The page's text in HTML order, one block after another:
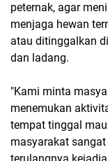
peternak, agar
menjaga hewan
atau ditinggalkan
dan ladang.
"Kami minta
menemukan
tempat tinggal
masyarakat